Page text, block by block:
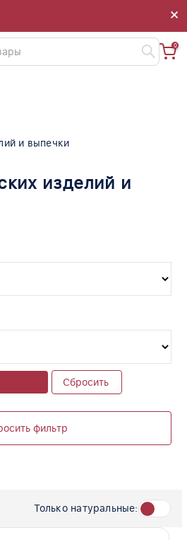
×
×
0
и выпечки
изделий и
Сбросить
фильтр
Только натуральные: